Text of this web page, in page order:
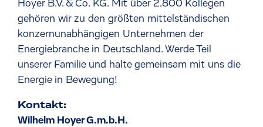
Hoyer B.V. & Co. KG. Mit über 2.800 Kollegen
gehören wir zu den größten mittelständischen
konzernunabhängigen Unternehmen der
Energiebranche in Deutschland. Werde Teil
unserer Familie und halte gemeinsam mit uns die
Energie in Bewegung!
Kontakt:
Wilhelm Hoyer G.m.b.H.